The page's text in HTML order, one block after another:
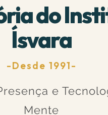
do
Ísvara
-Desde 1991-
e
Mente